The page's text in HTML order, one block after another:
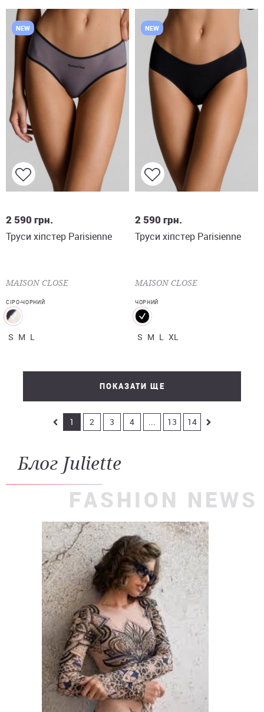
NEW
2 590грн.
Труси хіпстер Parisienne
MAISON CLOSE
СІРО-ЧОРНИЙ
S M L
NEW
2 590грн.
Труси хіпстер Parisienne
MAISON CLOSE
ЧОРНИЙ
S M L XL
ПОКАЗАТИ ЩЕ
1 2 3 4 ... 13 14
Блог Juliette
FASHION NEWS